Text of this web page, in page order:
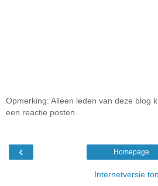
Opmerking: Alleen leden van deze blog
een reactie posten.
‹ Homepage
Internetversie